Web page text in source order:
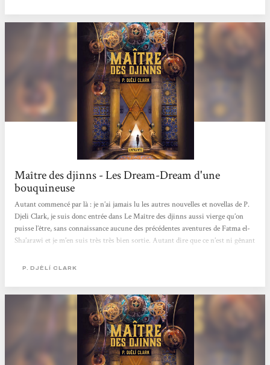
Maître des djinns - Les Dream-Dream d'une
bouquineuse
Autant commencé par là : je n’ai jamais lu les autres nouvelles et novellas de P.
Djeli Clark, je suis donc entrée dans Le Maître des djinns aussi vierge qu’on
puisse l’être, sans connaissance aucune des précédentes aventures de Fatma el-
Sha’arawi et je m’en suis très très bien sortie. Autant dire que ce n’est ni gênant
adventure, rien ne vient perturber la lecture ni la découverte de ce monde riche
P. DJÈLÍ CLARK